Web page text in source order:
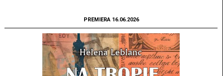
PREMIERA 16.06.2026